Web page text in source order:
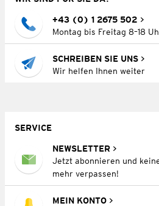
+43 (0) 1 2675 502
Montag bis Freitag 8–18
SCHREIBEN SIE UNS
Wir helfen Ihnen weiter
SERVICE
NEWSLETTER
Jetzt abonnieren und
mehr verpassen!
MEIN KONTO